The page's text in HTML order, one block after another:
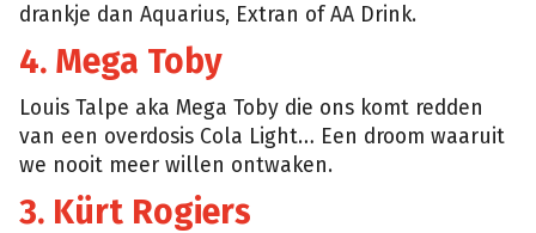
drankje dan Aquarius, Extran of AA Drink.
4. Mega Toby
Louis Talpe aka Mega Toby die ons komt redden
van een overdosis Cola Light… Een droom waaruit
we nooit meer willen ontwaken.
3. Kürt Rogiers